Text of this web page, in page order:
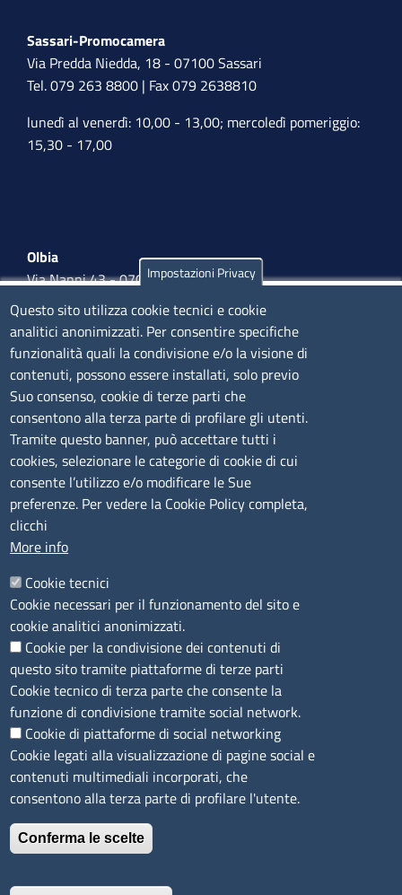
Sassari-Promocamera
Via Predda Niedda, 18 - 07100 Sassari
Tel. 079 263 8800 | Fax 079 2638810
lunedì al venerdì: 10,00 - 13,00; mercoledì pomeriggio:
15,30 - 17,00
Olbia
Via Nanni 43 - 07026 Olbia
Tel. 0789 66122 | 0789 69580
mail: ufficio.olbia@ss.camcom.it
lunedì al venerdì: 9,00 - 12,00; lunedì pomeriggio: 16,00
- 17,00
CONTATTI
Camera di Commercio, Industria, Artigianato e
Agricoltura di Sassari
PEC
P.IVA01047570906
Codice Fiscale
Codice Univoco per le fatture elettroniche: UFPXFS
LINK UTILI
Segnalazione di illecito
Amministrazione Trasparente
Accesso riservato
Dichiarazione di accessibilità
Mappa del sito
Impostazioni Privacy
Questo sito utilizza cookie tecnici e cookie
analitici anonimizzati. Per consentire specifiche
funzionalità quali la condivisione e/o la visione di
contenuti, possono essere installati, solo previo
Suo consenso, cookie di terze parti che
consentono alla terza parte di profilare gli utenti.
Tramite questo banner, può accettare tutti i
cookies, selezionare le categorie di cookie di cui
consente l’utilizzo e/o modificare le Sue
preferenze. Per vedere la Cookie Policy completa,
clicchi
More info
Cookie tecnici
Cookie necessari per il funzionamento del sito e
cookie analitici anonimizzati.
Cookie per la condivisione dei contenuti di
questo sito tramite piattaforme di terze parti
Cookie tecnico di terza parte che consente la
funzione di condivisione tramite social network.
Cookie di piattaforme di social networking
Cookie legati alla visualizzazione di pagine social e
contenuti multimediali incorporati, che
consentono alla terza parte di profilare l'utente.
Conferma le scelte